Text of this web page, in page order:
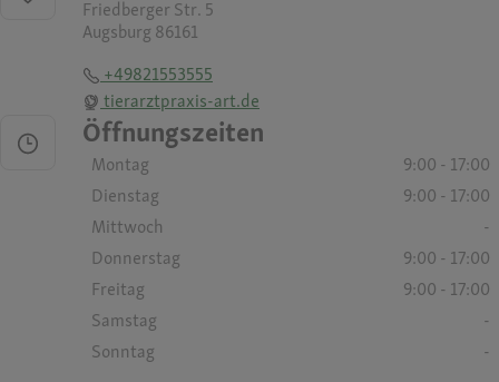
Friedberger Str. 5
Augsburg 86161
+49821553555
tierarztpraxis-art.de
Öffnungszeiten
Montag
9:00 - 17:00
Dienstag
9:00 - 17:00
Mittwoch
-
Donnerstag
9:00 - 17:00
Freitag
9:00 - 17:00
Samstag
-
Sonntag
-